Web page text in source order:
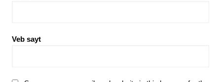
Veb sayt